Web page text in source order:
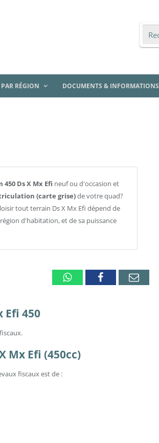
RÉGION DOCUMENTS & INFORMATIONS
450 Ds X Mx Efi neuf ou d'occasion et
(carte grise)de votre quad?
tout terrain Ds X Mx Efi dépend de
d'habitation, et de sa puissance
WhatsappFacebookEmail
Efi 450
Mx Efi (450cc)
fiscaux est de :